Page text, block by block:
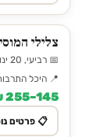
צלילי
📅 רביעי, 20 ינואר ⏰ 18:00
📍 היכל
145–255 ₪
📋 פרטים